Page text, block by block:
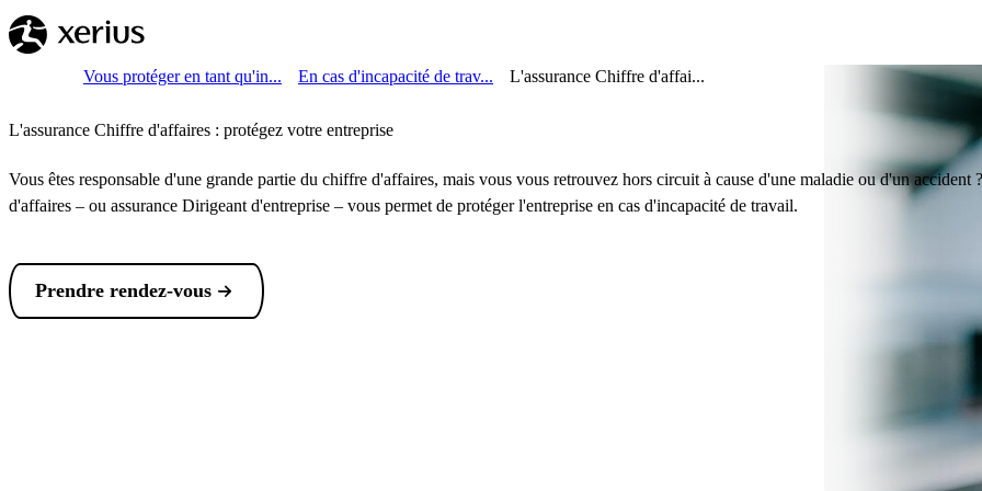
Sauter au contenu principal
Breadcrumb
AccueilVous protéger en tant qu'in... En cas d'incapacité de trav... L'assurance Chiffre d'affai...
L'assurance Chiffre d'affaires : protégez votre entreprise
Vous êtes responsable d'une grande partie du chiffre d'affaires, mais vous vous retrouvez hors circuit à cause d'une maladie ou d'un
d'affaires – ou assurance Dirigeant d'entreprise – vous permet de protéger l'entreprise en cas d'incapacité de travail.
Prendre rendez-vous